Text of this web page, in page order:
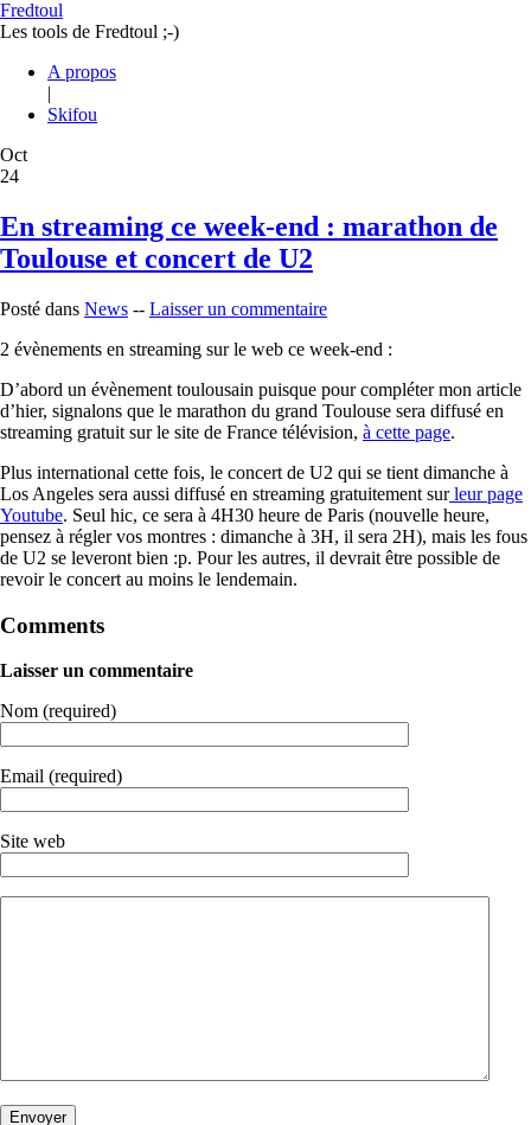
Fredtoul
Les tools de Fredtoul ;-)
A propos
|
Skifou
Oct
24
En streaming ce week-end : marathon de
Toulouse et concert de U2
Posté dans News -- Laisser un commentaire
2 évènements en streaming sur le web ce week-end :
D’abord un évènement toulousain puisque pour compléter mon article
d’hier, signalons que le marathon du grand Toulouse sera diffusé en
streaming gratuit sur le site de France télévision, à cette page.
Plus international cette fois, le concert de U2 qui se tient dimanche à
Los Angeles sera aussi diffusé en streaming gratuitement surleur page
Youtube. Seul hic, ce sera à 4H30 heure de Paris (nouvelle heure,
pensez à régler vos montres : dimanche à 3H, il sera 2H), mais les fous
de U2 se leveront bien :p. Pour les autres, il devrait être possible de
revoir le concert au moins le lendemain.
Comments
Laisser un commentaire
Nom (required)
Email (required)
Site web